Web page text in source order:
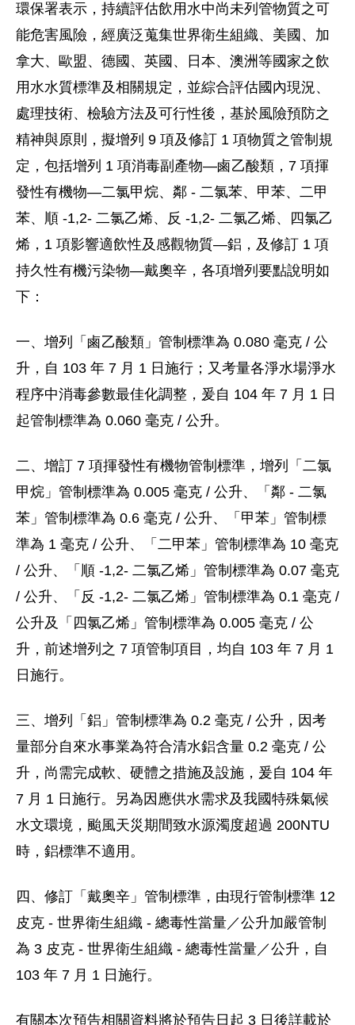
環保署表示，持續評估飲用水中尚未列管物質之可
能危害風險，經廣泛蒐集世界衛生組織、美國、加
拿大、歐盟、德國、英國、日本、澳洲等國家之飲
用水水質標準及相關規定，並綜合評估國內現況、
處理技術、檢驗方法及可行性後，基於風險預防之
精神與原則，擬增列 9 項及修訂 1 項物質之管制規
定，包括增列 1 項消毒副產物—鹵乙酸類，7 項揮
發性有機物—二氯甲烷、鄰 - 二氯苯、甲苯、二甲
苯、順 -1,2- 二氯乙烯、反 -1,2- 二氯乙烯、四氯乙
烯，1 項影響適飲性及感觀物質—鋁，及修訂 1 項
持久性有機污染物—戴奧辛，各項增列要點說明如
下：
一、增列「鹵乙酸類」管制標準為 0.080 毫克 / 公
升，自 103 年 7 月 1 日施行；又考量各淨水場淨水
程序中消毒參數最佳化調整，爰自 104 年 7 月 1 日
起管制標準為 0.060 毫克 / 公升。
二、增訂 7 項揮發性有機物管制標準，增列「二氯
甲烷」管制標準為 0.005 毫克 / 公升、「鄰 - 二氯
苯」管制標準為 0.6 毫克 / 公升、「甲苯」管制標
準為 1 毫克 / 公升、「二甲苯」管制標準為 10 毫克
/ 公升、「順 -1,2- 二氯乙烯」管制標準為 0.07 毫克
/ 公升、「反 -1,2- 二氯乙烯」管制標準為 0.1 毫克 /
公升及「四氯乙烯」管制標準為 0.005 毫克 / 公
升，前述增列之 7 項管制項目，均自 103 年 7 月 1
日施行。
三、增列「鋁」管制標準為 0.2 毫克 / 公升，因考
量部分自來水事業為符合清水鋁含量 0.2 毫克 / 公
升，尚需完成軟、硬體之措施及設施，爰自 104 年
7 月 1 日施行。另為因應供水需求及我國特殊氣候
水文環境，颱風天災期間致水源濁度超過 200NTU
時，鋁標準不適用。
四、修訂「戴奧辛」管制標準，由現行管制標準 12
皮克 - 世界衛生組織 - 總毒性當量／公升加嚴管制
為 3 皮克 - 世界衛生組織 - 總毒性當量／公升，自
103 年 7 月 1 日施行。
有關本次預告相關資料將於預告日起 3 日後詳載於